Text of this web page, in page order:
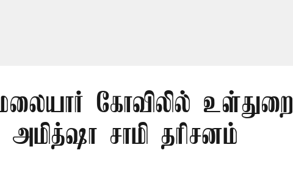
கோவிலில் உள்துறை
சாமி தரிசனம்